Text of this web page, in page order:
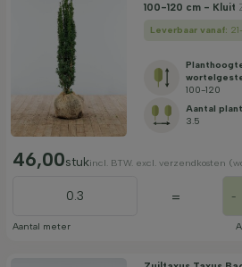
100-120 cm - Kluit
Leverbaar vanaf:
100-120
Aantal
3.5
46,00stukincl. BTW. excl. verzendkosten
Aantal meter
= -